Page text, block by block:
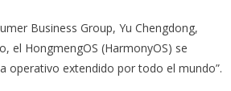
Business Group, Yu Chengdong,
el HongmengOS (HarmonyOS) se
operativo extendido por todo el mundo”.